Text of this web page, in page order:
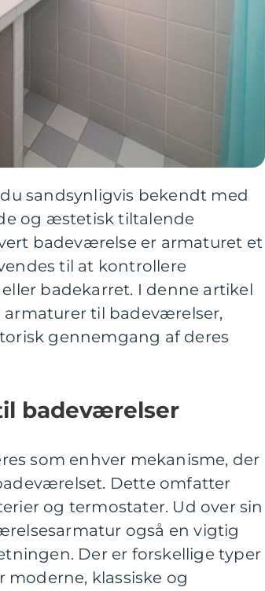
sandsynligvis bekendt med
og æstetisk tiltalende
badeværelse er armaturet et
til at kontrollere
badekarret. I denne artikel
armaturer til badeværelser,
gennemgang af deres
badeværelser
som enhver mekanisme, der
Dette omfatter
og termostater. Ud over sin
også en vigtig
Der er forskellige typer
klassiske og